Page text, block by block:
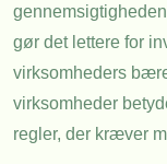
gør det lettere for
virksomheders
virksomheder
regler, der kræver